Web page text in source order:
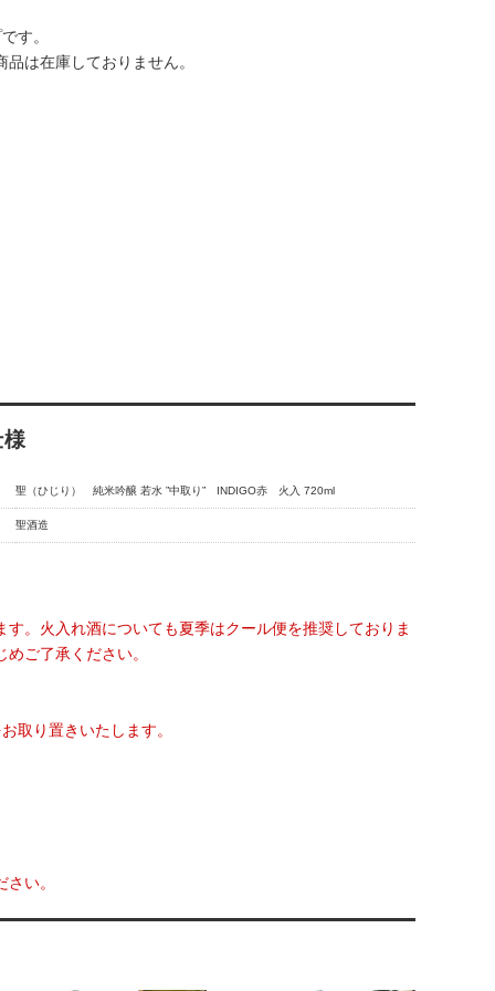
す。
は在庫しておりません。
聖（ひじり） 純米吟醸 若水 ”中取り” INDIGO赤 火入 720ml
聖酒造
。火入れ酒についても夏季はクール便を推奨しておりま
ご了承ください。
取り置きいたします。
い。